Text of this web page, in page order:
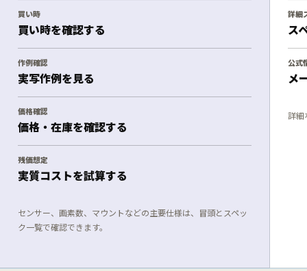
買い時
買い時を確認する
作例確認
実写作例を見る
価格確認
価格・在庫を確認する
残価想定
実質コストを試算する
センサー、画素数、マウントなどの主要仕様は、冒頭とスペッ
ク一覧で確認できます。
詳細
ス
公式
メ
詳細